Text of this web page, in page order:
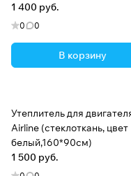
1 400 руб.
0 0
В корзину
Утеплитель для
Airline (стеклоткань, цвет
белый,160*90см)
1 500 руб.